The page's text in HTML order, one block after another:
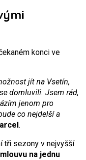
konci ve
jít na Vsetín,
domluvili. Jsem rád,
jenom pro
co nejdelší a
.
tři sezony v nejvyšší
na jednu